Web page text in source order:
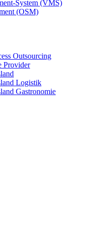
System (VMS)
(OSM)
Outsourcing
Provider
Logistik
Gastronomie